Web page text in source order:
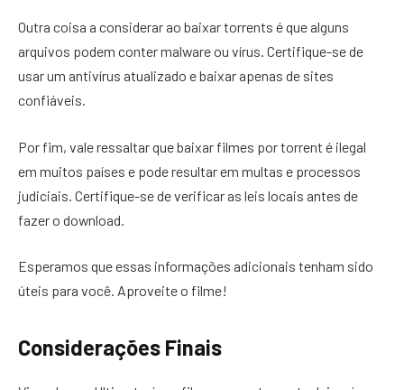
Outra coisa a considerar ao baixar torrents é que alguns
arquivos podem conter malware ou vírus. Certifique-se de
usar um antivírus atualizado e baixar apenas de sites
confiáveis.
Por fim, vale ressaltar que baixar filmes por torrent é ilegal
em muitos países e pode resultar em multas e processos
judiciais. Certifique-se de verificar as leis locais antes de
fazer o download.
Esperamos que essas informações adicionais tenham sido
úteis para você. Aproveite o filme!
Considerações Finais